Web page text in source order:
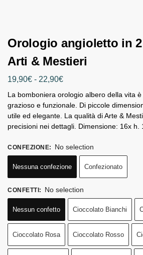
Orologio angioletto in
Arti & Mestieri
19,90€ - 22,90€
La bomboniera orologio albero della vita
grazioso e funzionale. Di piccole
utile ed elegante. La qualità di Arte &
precisioni nei dettagli. Dimensione: 16x h.
CONFEZIONE: No selection
Nessuna confezione Confezionato
CONFETTI: No selection
Nessun confetto Cioccolato Bianchi
Cioccolato Rosa Cioccolato Rosso